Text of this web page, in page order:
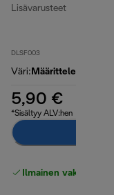
Lisävarusteet
DLSF003
Väri: Määrittelemätön
5,90 €
*Sisältyy ALV:hen
Ilmainen